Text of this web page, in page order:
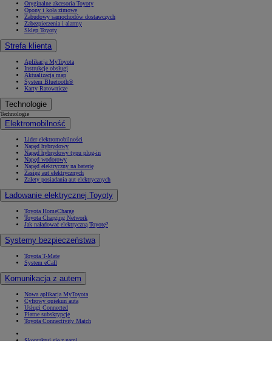
Oryginalne akcesoria Toyoty
Opony i koła zimowe
Zabudowy samochodów dostawczych
Zabezpieczenia i alarmy
Sklep Toyoty
Strefa klienta
Aplikacja MyToyota
Instrukcje obsługi
Aktualizacja map
System Bluetooth®
Karty Ratownicze
Technologie
Technologie
Elektromobilność
Lider elektromobilności
Napęd hybrydowy
Napęd hybrydowy typu plug-in
Napęd wodorowy
Napęd elektryczny na baterię
Zasięg aut elektrycznych
Zalety posiadania aut elektrycznych
Ładowanie elektrycznej Toyoty
Toyota HomeCharge
Toyota Charging Network
Jak naładować elektryczną Toyotę?
Systemy bezpieczeństwa
Toyota T-Mate
System eCall
Komunikacja z autem
Nowa aplikacja MyToyota
Cyfrowy opiekun auta
Usługi Connected
Płatne subskrypcje
Toyota Connectivity Match
Skontaktuj się z nami